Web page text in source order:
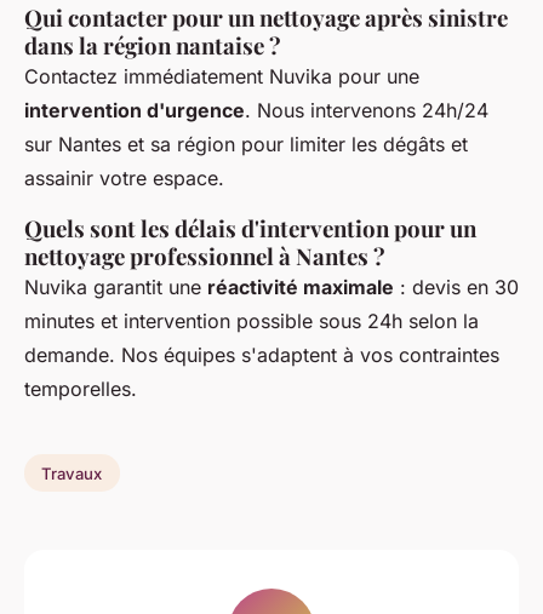
Qui contacter pour un nettoyage après sinistre
dans la région nantaise ?
Contactez immédiatement Nuvika pour une
intervention d'urgence. Nous intervenons 24h/24
sur Nantes et sa région pour limiter les dégâts et
assainir votre espace.
Quels sont les délais d'intervention pour un
nettoyage professionnel à Nantes ?
Nuvika garantit une réactivité maximale : devis en 30
minutes et intervention possible sous 24h selon la
demande. Nos équipes s'adaptent à vos contraintes
temporelles.
Travaux